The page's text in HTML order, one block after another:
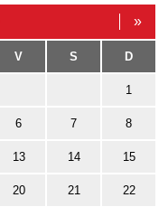
»
V S D
1
6 7 8
13 14 15
20 21 22